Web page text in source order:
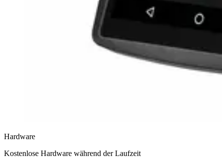
Hardware
Kostenlose Hardware während der Laufzeit